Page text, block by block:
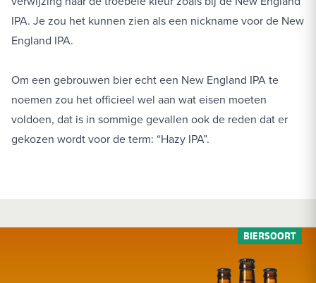
IPA. Je zou het kunnen zien als een nickname voor de New
England IPA.
Om een gebrouwen bier echt een New England IPA te
noemen zou het officieel wel aan wat eisen moeten
voldoen, dat is in sommige gevallen ook de reden dat er
gekozen wordt voor de term: “Hazy IPA”.